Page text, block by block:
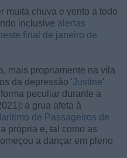
muita chuva e vento a todo
inclusive alertas
final de janeiro de
mais propriamente na vila
da depressão 'Justine'
peculiar durante a
a grua afeta à
de Passageiros de
própria e, tal como as
a dançar em pleno